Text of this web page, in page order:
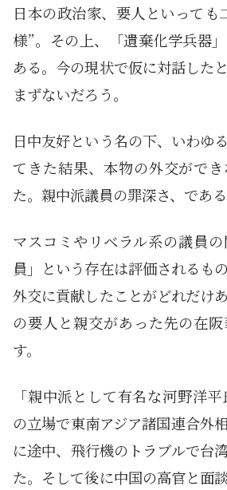
日本の政治家、要人といっても
様”。その上、「遺棄化学兵器
ある。今の現状で仮に対話した
まずないだろう。
日中友好という名の下、いわゆ
てきた結果、本物の外交がで
た。親中派議員の罪深さ、である
マスコミやリベラル系の議員
員」という存在は評価されるも
外交に貢献したことがどれだけ
の要人と親交があった先の在
す。
「親中派として有名な河野洋
の立場で東南アジア諸国連合外
に途中、飛行機のトラブルで台
た。そして後に中国の高官と面